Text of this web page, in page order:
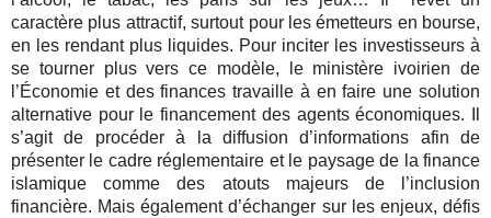
caractère plus attractif, surtout pour les émetteurs en bourse,
en les rendant plus liquides. Pour inciter les investisseurs à
se tourner plus vers ce modèle, le ministère ivoirien de
l’Économie et des finances travaille à en faire une solution
alternative pour le financement des agents économiques. Il
s’agit de procéder à la diffusion d’informations afin de
présenter le cadre réglementaire et le paysage de la finance
islamique comme des atouts majeurs de l’inclusion
financière. Mais également d’échanger sur les enjeux, défis